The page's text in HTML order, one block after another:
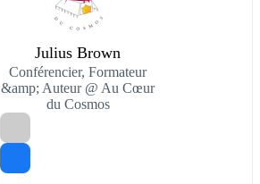
Julius Brown
Conférencier, Formateur
&amp; Auteur @ Au Cœur
du Cosmos